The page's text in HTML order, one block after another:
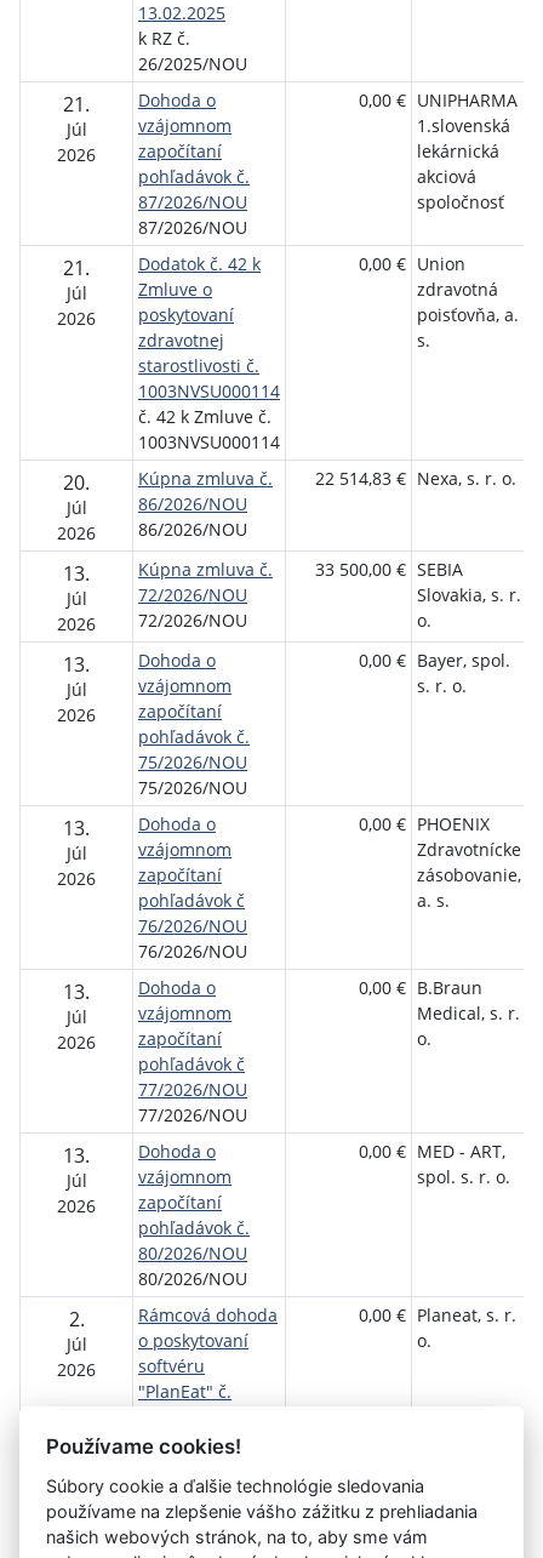
13.02.2025
k RZ č.
26/2025/NOU
21.
Júl
2026
Dohoda o
vzájomnom
započítaní
pohľadávok č.
87/2026/NOU
87/2026/NOU
0,00 € UNIPHARMA
1.slovenská
lekárnická
akciová
spoločnosť
21.
Júl
2026
Dodatok č. 42 k
Zmluve o
poskytovaní
zdravotnej
starostlivosti č.
1003NVSU000114
č. 42 k Zmluve č.
1003NVSU000114
0,00 € Union
zdravotná
poisťovňa, a.
s.
20.
Júl
2026
Kúpna zmluva č.
86/2026/NOU
86/2026/NOU
22 514,83 € Nexa, s. r. o.
13.
Júl
2026
Kúpna zmluva č.
72/2026/NOU
72/2026/NOU
33 500,00 € SEBIA
Slovakia, s. r.
o.
13.
Júl
2026
Dohoda o
vzájomnom
započítaní
pohľadávok č.
75/2026/NOU
75/2026/NOU
0,00 € Bayer, spol.
s. r. o.
13.
Júl
2026
Dohoda o
vzájomnom
započítaní
pohľadávok č
76/2026/NOU
76/2026/NOU
0,00 € PHOENIX
Zdravotnícke
zásobovanie,
a. s.
13.
Júl
2026
Dohoda o
vzájomnom
započítaní
pohľadávok č
77/2026/NOU
77/2026/NOU
0,00 € B.Braun
Medical, s. r.
o.
13.
Júl
2026
Dohoda o
vzájomnom
započítaní
pohľadávok č.
80/2026/NOU
80/2026/NOU
0,00 € MED - ART,
spol. s. r. o.
2.
Júl
2026
Rámcová dohoda
o poskytovaní
softvéru
"PlanEat" č.
74/2026/NOU
0,00 € Planeat, s. r.
o.
1Aktuálna
2 3 4 5 6 7 8 9 10
Používame cookies!
Súbory cookie a ďalšie technológie sledovania
používame na zlepšenie vášho zážitku z prehliadania
našich webových stránok, na to, aby sme vám